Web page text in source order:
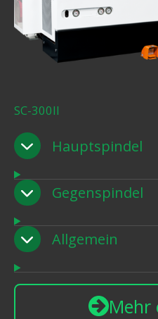
SC-300II
Hauptspindel
Gegenspindel
Allgemein
Mehr